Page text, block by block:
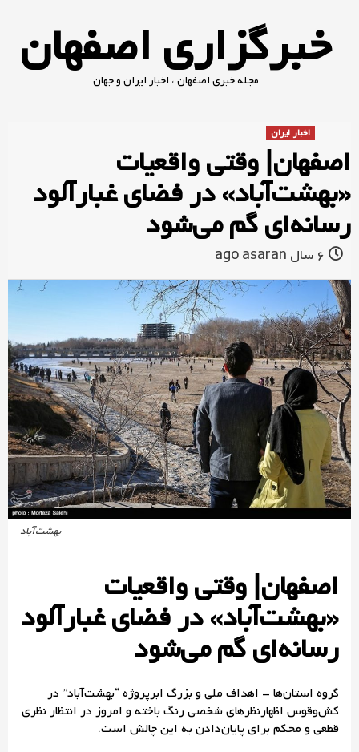
contentخبرگزاری اصفهان
مجله خبری اصفهان ، اخبار ایران و جهان
اخبار ایران
اصفهان| وقتی واقعیات
«بهشت‌آباد» در فضای غبارآلود
رسانه‌ای گم می‌شود‌
asaran
بهشت‌آباد
اصفهان| وقتی واقعیات
«بهشت‌آباد» در فضای غبارآلود
رسانه‌ای گم می‌شود‌
گروه استان‌ها – اهداف ملی و بزرگ ابر‌پروژه “بهشت‌آباد” در
کش‌وقوس اظهارنظرهای شخصی رنگ باخته و امروز در انتظار‌ نظری
قطعی و محکم برای پایان‌دادن به این چالش است.